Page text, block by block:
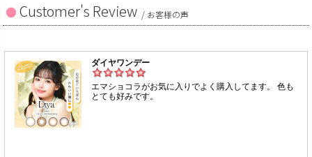
Customer's Review / お客様の声